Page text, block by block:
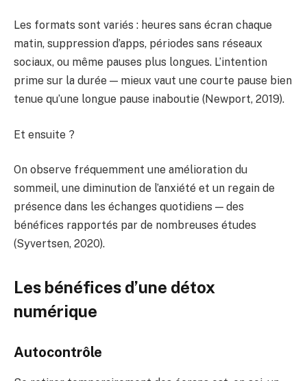
Les formats sont variés : heures sans écran chaque
matin, suppression d’apps, périodes sans réseaux
sociaux, ou même pauses plus longues. L’intention
prime sur la durée — mieux vaut une courte pause bien
tenue qu’une longue pause inaboutie (Newport, 2019).
Et ensuite ?
On observe fréquemment une amélioration du
sommeil, une diminution de l’anxiété et un regain de
présence dans les échanges quotidiens — des
bénéfices rapportés par de nombreuses études
(Syvertsen, 2020).
Les bénéfices d’une détox
numérique
Autocontrôle